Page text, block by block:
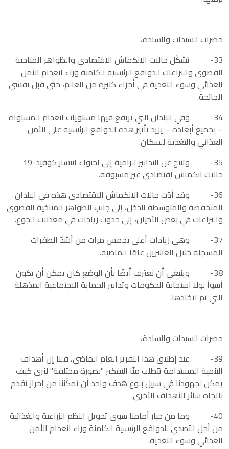
حضرات السيدات والسادة،
33- تشكّل حالات الانكماش الاقتصادي والظواهر المناخية
القصوى والنزاعات الدوافع الرئيسية الكامنة وراء انعدام الأمن
الغذائي وسوء التغذية في أجزاء كثيرة من العالم، حتى قبل تفشي
الجائحة.
34- وفي البلدان التي ترتفع فيها مستويات انعدام المساواة
– بجميع أبعاده – يزيد تأثير هذه الدوافع الرئيسية على الأمن
الغذائي والتغذية للسكان.
35- وتنتج عن التدابير الرامية إلى احتواء انتشار كوفيد-19
حالات انكماش اقتصادي غير مسبوقة.
36- وقد أدّت حالات الانكماش الاقتصادي هذه في البلدان
المنخفضة والمتوسطة الدخل، إلى جانب الظواهر المناخية القصوى
والنزاعات في بعض الأحيان، إلى حدوث زيادات في معدلات الجوع.
37- وهي زيادات أعلى بخمس مرات من أشدّ الطفرات
المسجلة خلال العشرين عامًا الماضية.
38- وينبغي أن نعترف أيضًا بأن الوضع كان يمكن أن يكون
أسوأ لولا استجابة الحكومات وتدابير الحماية الاجتماعية المذهلة
التي تم اتخاذها.
حضرات السيدات والسادة،
39- عند إطلاق هذا التقرير العام الماضي، قلنا إن أهداف
التنمية المستدامة تتطلب منّا التفكير "بصورة مختلفة" لنرى كيف
يمكن لجهودنا في سبيل بلوغ هدف واحد أن تمكّننا من إحراز تقدم
باتجاه سائر الأهداف الأخرى.
40- وما من خيار أمامنا سوى تحويل النظم الزراعية والغذائية
من أجل التصدي للدوافع الرئيسية الكامنة وراء انعدام الأمن
الغذائي وسوء التغذية.